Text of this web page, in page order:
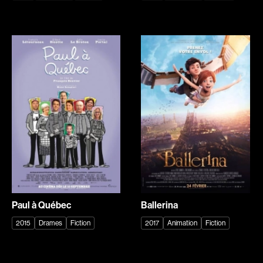
Blanc Annick
Blanchard André
Blatt Jeffrey
Blouin François
Bohdanowicz Sofia
Bohringer Richard
Boire Roger
Boisvert Simon
Boivin Patrick
Bolduc Nicolas
Bolduc Mario
Bonello Bertrand
Bonmariage Manu
Bonnière René
Bonspille Boileau Sonia
Bordeleau Francis
Borsos Phillip
Bostan Elisabeta
Bouchard Miryam
Bouchard Guy
Paul à Québec
2015 Drames Fiction
Ballerina
2017 Animation Fiction